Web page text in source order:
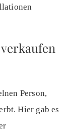
Person,
Hier gab es